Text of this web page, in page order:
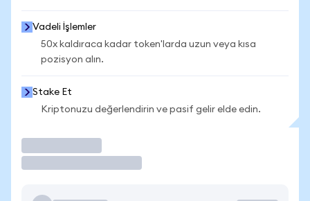
Vadeli İşlemler
50x kaldıraca kadar token'larda uzun veya kısa
pozisyon alın.
Stake Et
Kriptonuzu değerlendirin ve pasif gelir elde edin.